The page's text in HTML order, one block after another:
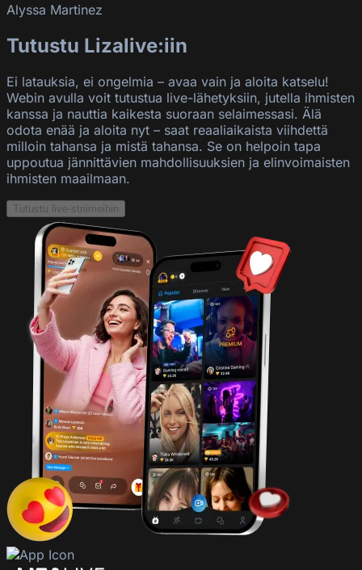
Alyssa Martinez
Tutustu Lizalive:iin
Ei latauksia, ei ongelmia – avaa vain ja aloita katselu!
Webin avulla voit tutustua live-lähetyksiin, jutella ihmisten
kanssa ja nauttia kaikesta suoraan selaimessasi. Älä
odota enää ja aloita nyt – saat reaaliaikaista viihdettä
milloin tahansa ja mistä tahansa. Se on helpoin tapa
uppoutua jännittävien mahdollisuuksien ja elinvoimaisten
ihmisten maailmaan.
Tutustu live-striimeihin